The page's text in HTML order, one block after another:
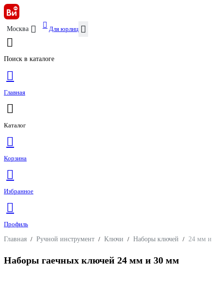
Москва Для юрлиц
Поиск в каталоге
Главная
Каталог
Корзина
Избранное
Профиль
Главная / Ручной инструмент / Ключи / Наборы ключей / 24 мм и
Наборы гаечных ключей 24 мм и 30 мм